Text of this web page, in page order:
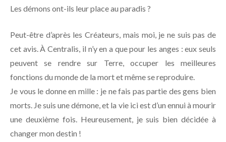
Les démons ont-ils leur place au paradis ?
Peut-être d’après les Créateurs, mais moi, je ne suis pas de
cet avis. À Centralis, il n’y en a que pour les anges : eux seuls
peuvent se rendre sur Terre, occuper les meilleures
fonctions du monde de la mort et même se reproduire.
Je vous le donne en mille : je ne fais pas partie des gens bien
morts. Je suis une démone, et la vie ici est d’un ennui à mourir
une deuxième fois. Heureusement, je suis bien décidée à
changer mon destin !